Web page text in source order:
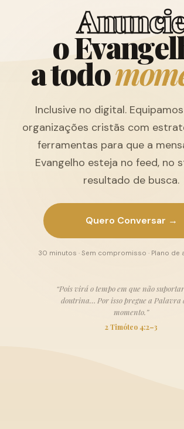
Anunci
oEvangel
atodomom
Inclusive no digital.
organizações cristãs com
ferramentas para que a
Evangelho esteja no feed, no
resultado de busca.
Quero Conversar →
30 minutos · Sem compromisso · Plano de
“Pois virá o tempo em que não
doutrina… Por isso pregue a Palavra
momento.”
2 Timóteo 4:2–3